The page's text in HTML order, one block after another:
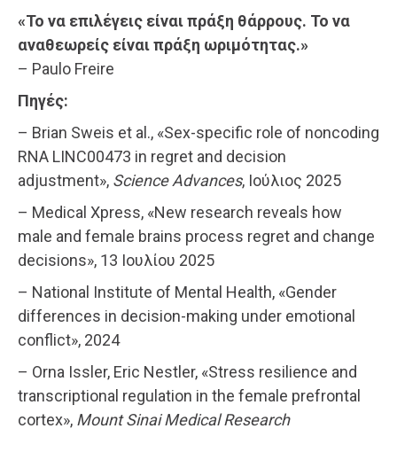
«Το να επιλέγεις είναι πράξη θάρρους. Το να
αναθεωρείς είναι πράξη ωριμότητας.»
– Paulo Freire
Πηγές:
– Brian Sweis et al., «Sex-specific role of noncoding
RNA LINC00473 in regret and decision
adjustment», Science Advances, Ιούλιος 2025
– Medical Xpress, «New research reveals how
male and female brains process regret and change
decisions», 13 Ιουλίου 2025
– National Institute of Mental Health, «Gender
differences in decision-making under emotional
conflict», 2024
– Orna Issler, Eric Nestler, «Stress resilience and
transcriptional regulation in the female prefrontal
cortex», Mount Sinai Medical Research